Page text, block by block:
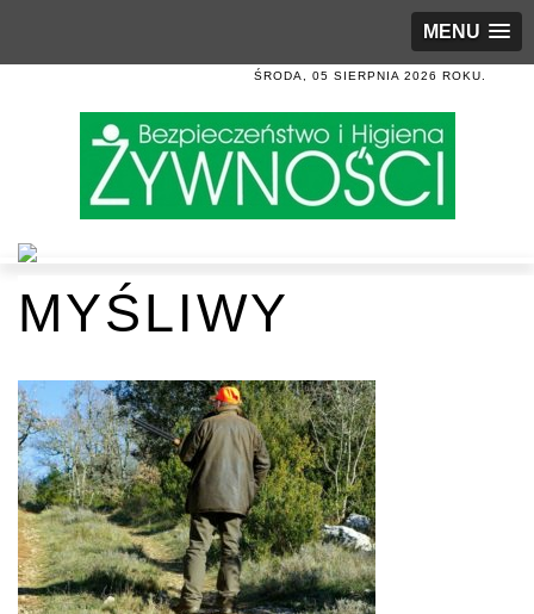
MENU
ŚRODA, 05 SIERPNIA 2026 ROKU.
MYŚLIWY